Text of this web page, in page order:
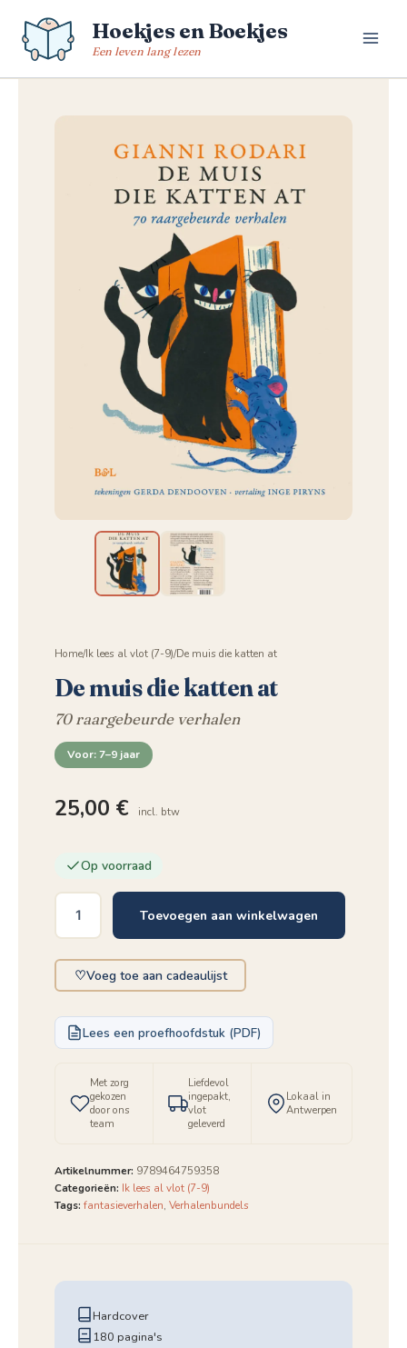
naar
Hoekjes en Boekjes
Een leven lang lezen
Home/Ik lees al vlot (7-9)/De muis die katten at
De muis die katten at
70 raargebeurde verhalen
Voor: 7–9 jaar
25,00 € incl. btw
Op voorraad
muis
die
katten
at
aantal
Toevoegen aan winkelwagen
♡Voeg toe aan cadeaulijst
Lees een proefhoofdstuk (PDF)
Met zorg
gekozen
door ons
team
Liefdevol
ingepakt,
vlot
geleverd
Lokaal in
Antwerpen
Artikelnummer: 9789464759358
Categorieën: Ik lees al vlot (7-9)
Tags: fantasieverhalen, Verhalenbundels
Hardcover
180 pagina's